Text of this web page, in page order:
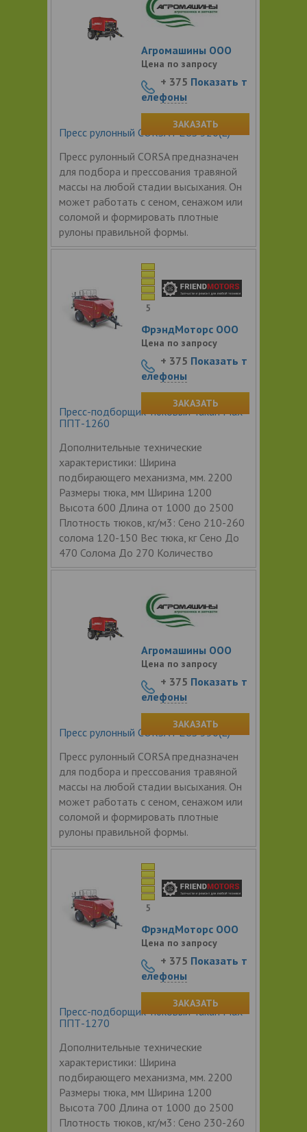
Пресс рулонный CORSA PLUS 320(L)
Пресс рулонный CORSA предназначен
для подбора и прессования травяной
массы на любой стадии высыхания. Он
может работать с сеном, сенажом или
соломой и формировать плотные
рулоны правильной формы.
Агромашины ООО
Цена по запросу
+ 375 Показать т
елефоны
ЗАКАЗАТЬ
Пресс-подборщик тюковый Tukan Max
ППТ-1260
Дополнительные технические
характеристики: Ширина
подбирающего механизма, мм. 2200
Размеры тюка, мм Ширина 1200
Высота 600 Длина от 1000 до 2500
Плотность тюков, кг/м3: Сено 210-260
солома 120-150 Вес тюка, кг Сено До
470 Солома До 270 Количество
5
ФрэндМоторс ООО
Цена по запросу
+ 375 Показать т
елефоны
ЗАКАЗАТЬ
Пресс рулонный CORSA PLUS 350(L)
Пресс рулонный CORSA предназначен
для подбора и прессования травяной
массы на любой стадии высыхания. Он
может работать с сеном, сенажом или
соломой и формировать плотные
рулоны правильной формы.
Агромашины ООО
Цена по запросу
+ 375 Показать т
елефоны
ЗАКАЗАТЬ
Пресс-подборщик тюковый Tukan Max
ППТ-1270
Дополнительные технические
характеристики: Ширина
подбирающего механизма, мм. 2200
Размеры тюка, мм Ширина 1200
Высота 700 Длина от 1000 до 2500
Плотность тюков, кг/м3: Сено 230-260
5
ФрэндМоторс ООО
Цена по запросу
+ 375 Показать т
елефоны
ЗАКАЗАТЬ